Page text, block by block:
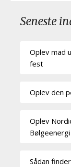
Seneste
Oplev mad
fest
Oplev den
Oplev
Bølgeenergi
Sådan